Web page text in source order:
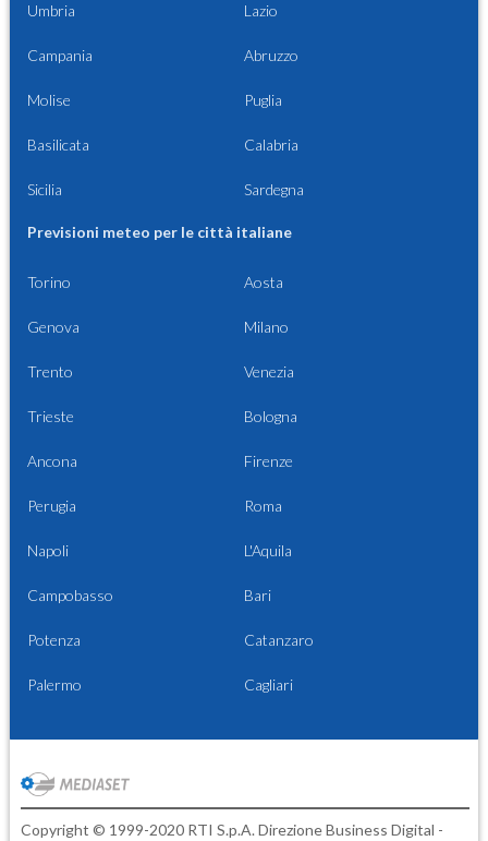
Umbria Lazio
Campania Abruzzo
Molise Puglia
Basilicata Calabria
Sicilia Sardegna
Previsioni meteo per le città italiane
Torino Aosta
Genova Milano
Trento Venezia
Trieste Bologna
Ancona Firenze
Perugia Roma
Napoli L'Aquila
Campobasso Bari
Potenza Catanzaro
Palermo Cagliari
Copyright © 1999-2020 RTI S.p.A. Direzione Business Digital -